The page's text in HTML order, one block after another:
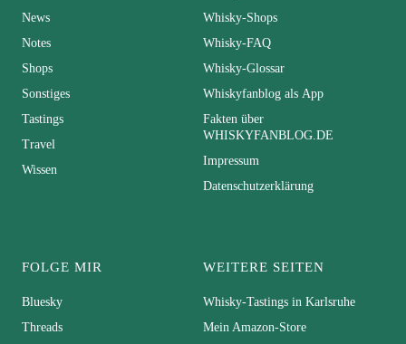
News
Notes
Shops
Sonstiges
Tastings
Travel
Wissen
Whisky-Shops
Whisky-FAQ
Whisky-Glossar
Whiskyfanblog als App
Fakten über
WHISKYFANBLOG.DE
Impressum
Datenschutzerklärung
FOLGE MIR
Bluesky
Threads
WEITERE SEITEN
Whisky-Tastings in Karlsruhe
Mein Amazon-Store